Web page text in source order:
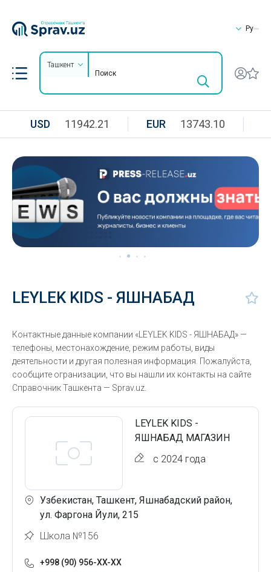
Ру
Ташкент
USD 11942.21 EUR 13743.10
LEYLEK KIDS - ЯШНАБАД
Контактные данные компании «LEYLEK KIDS - ЯШНАБАД» —
телефоны, местонахождение, режим работы, виды
деятельности и другая полезная информация. Пожалуйста,
сообщите огранизации, что вы нашли их контакты на сайте
Справочник Ташкента — Sprav.uz.
LEYLEK KIDS -
ЯШНАБАД МАГАЗИН
с 2024 года
Узбекистан, Ташкент, Яшнабадский район,
ул. Фаргона Йули, 215
Школа №156
+998 (90) 956-XX-XX